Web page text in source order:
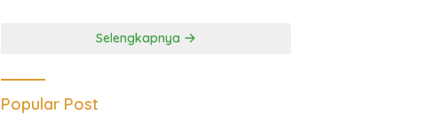
Selengkapnya
Popular Post